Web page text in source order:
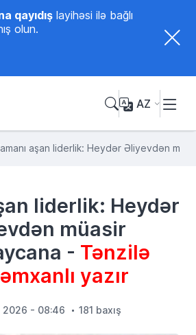
qayıdış layihəsi ilə bağlı
olun.
AZ
aşan liderlik: Heydər Əliyevdən
liderlik: Heydər
müasir
- Tənzilə
yazır
2026 - 08:46 181 baxış